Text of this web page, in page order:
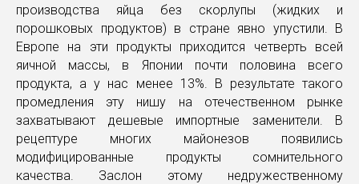
производства яйца без скорлупы (жидких и
порошковых продуктов) в стране явно упустили. В
Европе на эти продукты приходится четверть всей
яичной массы, в Японии почти половина всего
продукта, а у нас менее 13%. В результате такого
промедления эту нишу на отечественном рынке
захватывают дешевые импортные заменители. В
рецептуре многих майонезов появились
модифицированные продукты сомнительного
качества. Заслон этому недружественному